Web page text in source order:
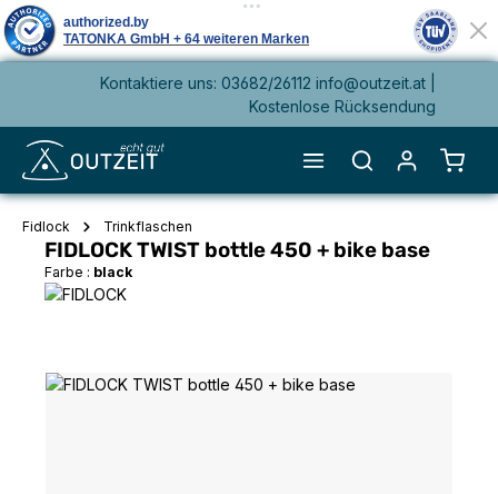
springenKontaktiere uns: 03682/26112 info@outzeit.at |
Kostenlose Rücksendung
Fidlock Trinkflaschen
FIDLOCK TWIST bottle 450 + bike base
Farbe : black
Bildergalerie überspringen